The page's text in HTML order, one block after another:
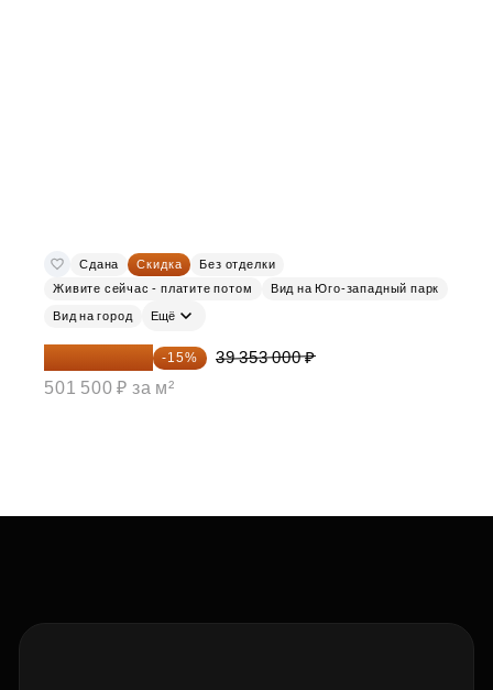
Сдана Скидка
Без отделки
Живите сейчас - платите потом
Вид на Юго-западный парк
Вид на город Ещё
33 450 050 ₽ -15%
39 353 000 ₽
501 500 ₽ за м²